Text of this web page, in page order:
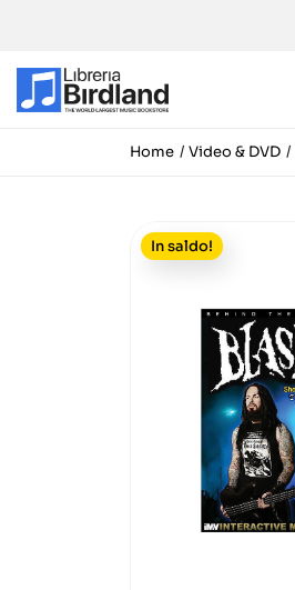
Home Video & DVD
In saldo!